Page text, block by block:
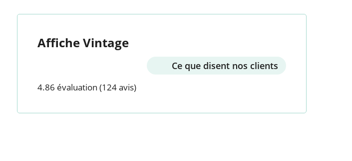
Affiche Vintage
Ce que disent nos clients
4.86 évaluation (124 avis)